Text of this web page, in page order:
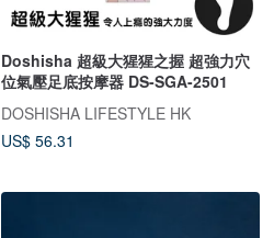
Doshisha 超級大猩猩之握 超強力穴
位氣壓足底按摩器 DS-SGA-2501
DOSHISHA LIFESTYLE HK
US$ 56.31